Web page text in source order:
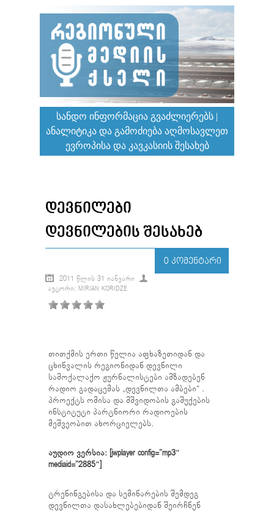
ᲡᲐᲜᲓᲝ ᲘᲜᲤᲝᲠᲛᲐᲪᲘᲐ ᲒᲕᲐᲫᲚᲘᲔᲠᲔᲑᲡ |
ᲐᲜᲐᲚᲘᲢᲘᲙᲐ ᲓᲐ ᲒᲐᲛᲝᲫᲘᲔᲑᲐ ᲐᲦᲛᲝᲡᲐᲕᲚᲔᲗ
ᲔᲕᲠᲝᲞᲘᲡᲐ ᲓᲐ ᲙᲐᲕᲙᲐᲡᲘᲘᲡ ᲨᲔᲡᲐᲮᲔᲑ
ᲓᲔᲕᲜᲘᲚᲔᲑᲘ
ᲓᲔᲕᲜᲘᲚᲔᲑᲘᲡ ᲨᲔᲡᲐᲮᲔᲑ
0 ᲙᲝᲛᲔᲜᲢᲐᲠᲘ
2011 ᲬᲚᲘᲡ 31 ᲘᲐᲜᲕᲐᲠᲘ
ᲐᲕᲢᲝᲠᲘ: MIRIAN KORIDZE
თითქმის ერთი წელია აფხაზეთიდან და
ცხინვალის რეგიონიდან დევნილი
სამოქალაქო ჟურნალისტები ამზადებენ
რადიო გადაცემას „დევნილთა ამბები“ .
პროექტს ომისა და მშვიდობის გაშუქების
ინსტიტუტი პარტნიორი რადიოების
მეშვეობით ახორციელებს.
აუდიო ვერსია: [jwplayer config=”mp3″
mediaid=”2885″]
ტრენინგებისა და სემინარების შემდეგ
დევნილთა დასახლებებიდან შეირჩნენ